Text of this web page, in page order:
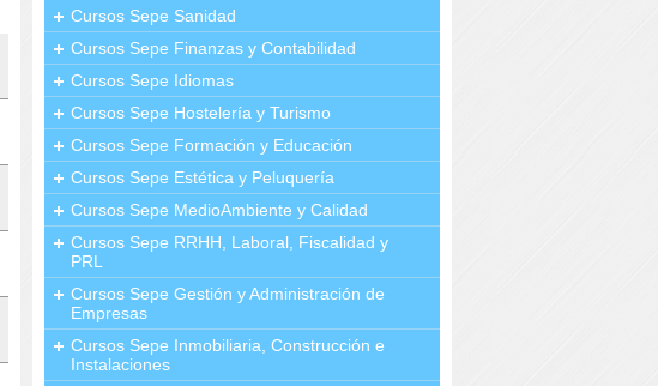
Cursos Sepe Sanidad
Cursos Sepe Finanzas y Contabilidad
Cursos Sepe Idiomas
Cursos Sepe Hostelería y Turismo
Cursos Sepe Formación y Educación
Cursos Sepe Estética y Peluquería
Cursos Sepe MedioAmbiente y Calidad
Cursos Sepe RRHH, Laboral, Fiscalidad y
PRL
Cursos Sepe Gestión y Administración de
Empresas
Cursos Sepe Inmobiliaria, Construcción e
Instalaciones